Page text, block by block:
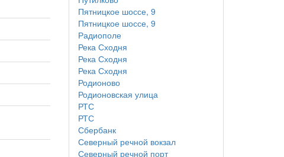
Пятницкое шоссе, 9
Пятницкое шоссе, 9
Радиополе
Река Сходня
Река Сходня
Река Сходня
Родионово
Родионовская улица
РТС
РТС
Сбербанк
Северный речной вокзал
Северный речной порт